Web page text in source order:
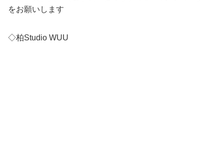
をお願いします
◇柏Studio WUU